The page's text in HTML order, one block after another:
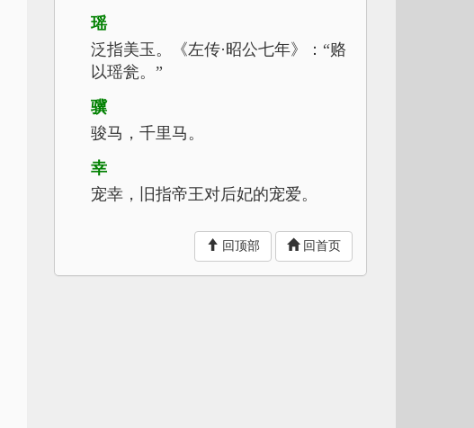
瑶
泛指美玉。《左传·昭公七年》：“赂
以瑶瓮。”
骥
骏马，千里马。
幸
宠幸，旧指帝王对后妃的宠爱。
回顶部 回首页